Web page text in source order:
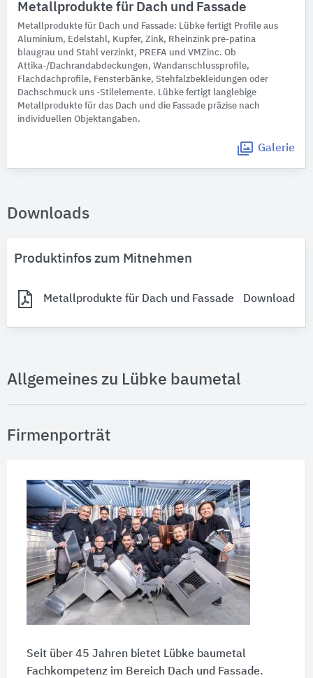
Metallprodukte für Dach und Fassade
Metallprodukte für Dach und Fassade: Lübke fertigt Profile aus
Aluminium, Edelstahl, Kupfer, Zink, Rheinzink pre-patina
blaugrau und Stahl verzinkt, PREFA und VMZinc. Ob
Attika-/Dachrandabdeckungen, Wandanschlussprofile,
Flachdachprofile, Fensterbänke, Stehfalzbekleidungen oder
Dachschmuck uns -Stilelemente. Lübke fertigt langlebige
Metallprodukte für das Dach und die Fassade präzise nach
individuellen Objektangaben.
Galerie
Downloads
Produktinfos zum Mitnehmen
Metallprodukte für Dach und Fassade Download
Allgemeines zu Lübke baumetal
Firmenporträt
Seit über 45 Jahren bietet Lübke baumetal
Fachkompetenz im Bereich Dach und Fassade.